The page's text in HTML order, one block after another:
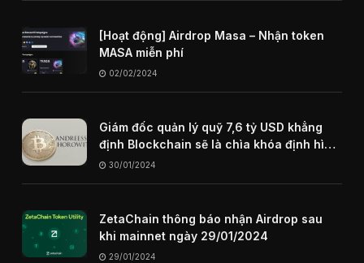
[Hoạt động] Airdrop Masa – Nhận token
MASA miễn phí
02/02/2024
Giám đốc quản lý quỹ 7,6 tỷ USD khẳng
định Blockchain sẽ là chìa khóa định hình
internet trong tương lai
30/01/2024
ZetaChain thông báo nhận Airdrop sau
khi mainnet ngày 29/01/2024
29/01/2024